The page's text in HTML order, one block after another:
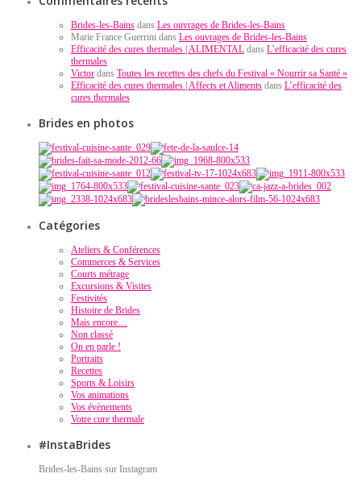
Brides-les-Bains dans Les ouvrages de Brides-les-Bains
Marie France Guerrini dans Les ouvrages de Brides-les-Bains
Efficacité des cures thermales | ALIMENTAL dans L’efficacité des cures
thermales
Victor dans Toutes les recettes des chefs du Festival « Nourrir sa Santé »
Efficacité des cures thermales | Affects et Aliments dans L’efficacité des
cures thermales
Brides en photos
Catégories
Ateliers & Conférences
Commerces & Services
Courts métrage
Excursions & Visites
Festivités
Histoire de Brides
Mais encore…
Non classé
On en parle !
Portraits
Recettes
Sports & Loisirs
Vos animations
Vos évènements
Votre cure thermale
#InstaBrides
Brides-les-Bains sur Instagram